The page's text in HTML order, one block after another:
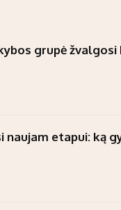
grupė
etapui: ką